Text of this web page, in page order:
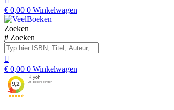
€ 0,00 0 Winkelwagen
Zoeken
Zoeken
€ 0,00 0 Winkelwagen